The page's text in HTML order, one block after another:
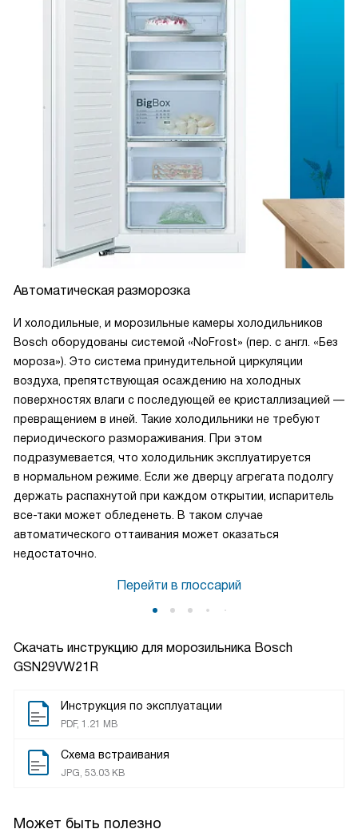
Скачать инструкцию для морозильника Bosch
GSN29VW21R
Инструкция по эксплуатации
PDF, 1.21 MB
Схема встраивания
JPG, 53.03 KB
Может быть полезно
Автоматическая разморозка
И холодильные, и морозильные камеры холодильников
Bosch оборудованы системой «NoFrost» (пер. с англ. «Без
мороза»). Это система принудительной циркуляции
воздуха, препятствующая осаждению на холодных
поверхностях влаги с последующей ее кристаллизацией —
превращением в иней. Такие холодильники не требуют
периодического размораживания. При этом
подразумевается, что холодильник эксплуатируется
в нормальном режиме. Если же дверцу агрегата подолгу
держать распахнутой при каждом открытии, испаритель
все-таки может обледенеть. В таком случае
автоматического оттаивания может оказаться
недостаточно.
Перейти в глоссарий